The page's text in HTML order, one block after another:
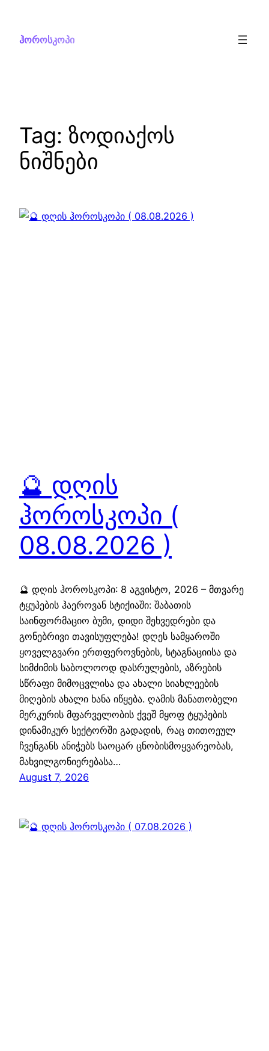
content
ჰოროსკოპი
Tag: ზოდიაქოს
ნიშნები
🔮 დღის
ჰოროსკოპი (
08.08.2026 )
🔮 დღის ჰოროსკოპი: 8 აგვისტო, 2026 – მთვარე
ტყუპების ჰაეროვან სტიქიაში: შაბათის
საინფორმაციო ბუმი, დიდი შეხვედრები და
გონებრივი თავისუფლება! დღეს სამყაროში
ყოველგვარი ერთფეროვნების, სტაგნაციისა და
სიმძიმის საბოლოოდ დასრულების, აზრების
სწრაფი მიმოცვლისა და ახალი სიახლეების
მიღების ახალი ხანა იწყება. ღამის მანათობელი
მერკურის მფარველობის ქვეშ მყოფ ტყუპების
დინამიკურ სექტორში გადადის, რაც თითოეულ
ჩვენგანს ანიჭებს საოცარ ცნობისმოყვარეობას,
მახვილგონიერებასა…
August 7, 2026